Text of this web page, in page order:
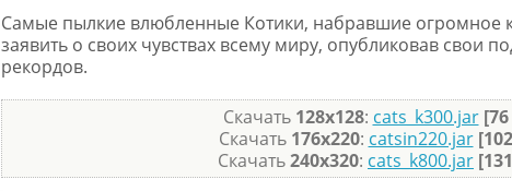
Самые пылкие влюбленные Котики, набравшие огромное
заявить о своих чувствах всему миру, опубликовав свои
рекордов.
Скачать 128x128: cats_k300.jar
Скачать 176x220: catsin220.jar
Скачать240x320: cats_k800.jar